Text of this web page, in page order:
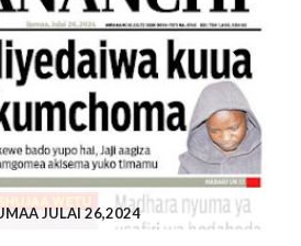
JULAI 26,2024